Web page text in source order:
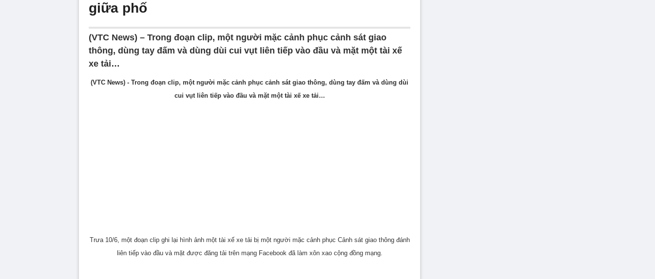
giữa phố
(VTC News) – Trong đoạn clip, một người mặc cảnh phục cảnh sát giao
thông, dùng tay đấm và dùng dùi cui vụt liên tiếp vào đầu và mặt một tài xế
xe tải…
(VTC News) - Trong đoạn clip, một người mặc cảnh phục cảnh sát giao thông, dùng tay đấm và dùng dùi
cui vụt liên tiếp vào đầu và mặt một tài xế xe tải…
Trưa 10/6, một đoạn clip ghi lại hình ảnh một tài xế xe tải bị một người mặc cảnh phục Cảnh sát giao thông đánh
liên tiếp vào đầu và mặt được đăng tải trên mạng Facebook đã làm xôn xao cộng đồng mạng.